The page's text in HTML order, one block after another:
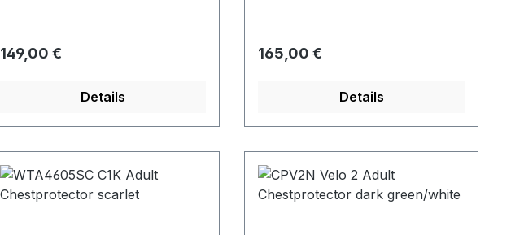
Regulärer Preis:
149,00 €
Details
Regulärer Preis:
165,00 €
Details